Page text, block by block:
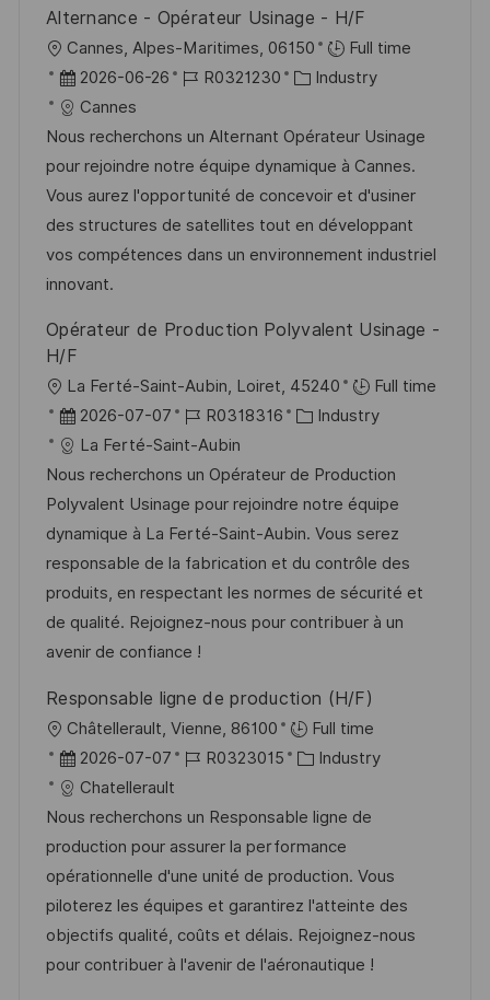
h
u
n
r
ö
f
f
e
n
t
l
i
c
h
u
n
g
Alternance - Opérateur Usinage - H/F
O
r
t
Cannes, Alpes-Maritimes, 06150
Full time
D
a
t
u
m
d
e
r
e
f
f
t
u
n
g
2026-06-26
J
b
-
I
D
R0321230
K
t
e
g
o
r
Industry
Cannes
Nous recherchons un Alternant Opérateur Usinage
pour rejoindre notre équipe dynamique à Cannes.
Vous aurez l'opportunité de concevoir et d'usiner
des structures de satellites tout en développant
vos compétences dans un environnement industriel
innovant.
Opérateur de Production Polyvalent Usinage -
H/F
O
r
t
La Ferté-Saint-Aubin, Loiret, 45240
Full time
D
a
t
u
m
d
e
r
V
r
ö
f
f
e
n
t
l
i
c
2026-07-07
J
o
b
-
I
D
R0318316
K
t
e
g
o
r
i
Industry
La Ferté-Saint-Aubin
Nous recherchons un Opérateur de Production
Polyvalent Usinage pour rejoindre notre équipe
dynamique à La Ferté-Saint-Aubin. Vous serez
responsable de la fabrication et du contrôle des
produits, en respectant les normes de sécurité et
de qualité. Rejoignez-nous pour contribuer à un
avenir de confiance !
Responsable ligne de production (H/F)
O
r
t
Châtellerault, Vienne, 86100
Full time
D
a
t
u
m
d
e
r
2026-07-07
J
b
-
I
D
R0323015
K
t
e
g
o
r
i
Industry
Chatellerault
Nous recherchons un Responsable ligne de
production pour assurer la performance
opérationnelle d'une unité de production. Vous
piloterez les équipes et garantirez l'atteinte des
objectifs qualité, coûts et délais. Rejoignez-nous
pour contribuer à l'avenir de l'aéronautique !